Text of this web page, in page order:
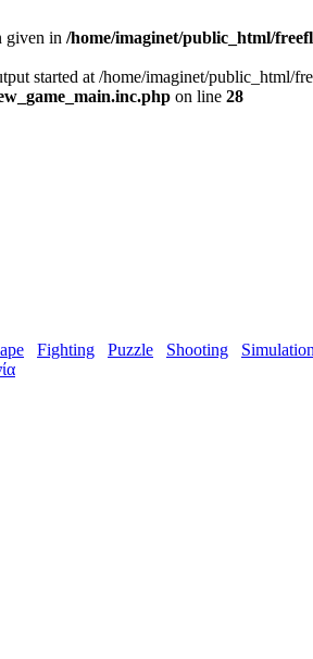
given in /home/imaginet/public_html/
started at /home/imaginet/public_html/
on line 28
Fighting Puzzle Shooting Simulation